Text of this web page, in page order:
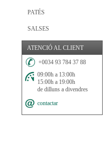
PATÉS
SALSES
ATENCIÓ AL CLIENT
+0034 93 784 37 88
09:00h a 13:00h
15:00h a 19:00h
de dilluns a divendres
contactar